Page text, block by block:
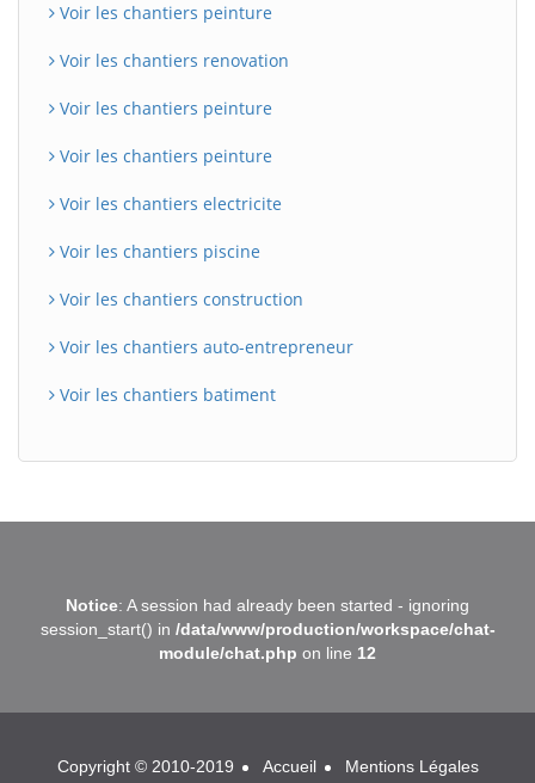
Voir les chantiers peinture
Voir les chantiers renovation
Voir les chantiers peinture
Voir les chantiers peinture
Voir les chantiers electricite
Voir les chantiers piscine
Voir les chantiers construction
Voir les chantiers auto-entrepreneur
Voir les chantiers batiment
Notice: A session had already been started - ignoring
session_start() in /data/www/production/workspace/chat-
module/chat.php on line 12
B
Assistant en ligne
Copyright © 2010-2019 Accueil
Mentions Légales